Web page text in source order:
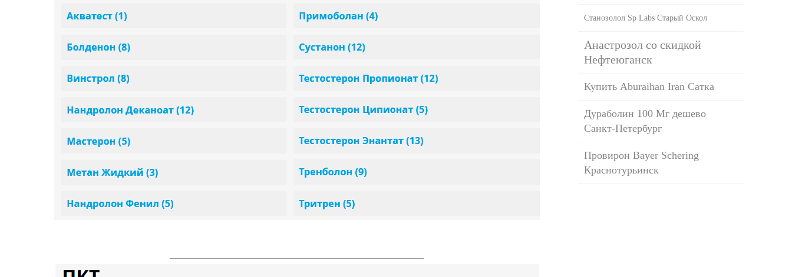
Станозолол Sp Labs Старый Оскол
Анастрозол со скидкой
Нефтеюганск
Купить Aburaihan Iran Сатка
Дураболин 100 Мг дешево
Санкт-Петербург
Провирон Bayer Schering
Краснотурьинск